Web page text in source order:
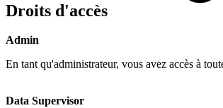
Droits d'accès
Admin
En tant qu'administrateur, vous avez accès à
Data Supervisor